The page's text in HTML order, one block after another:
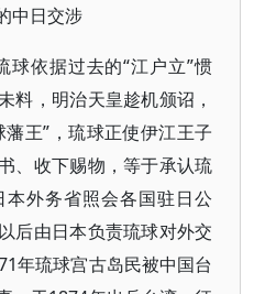
中日交涉
球依据过去的“江户立”惯
料，明治天皇趁机颁诏，
王”，琉球正使伊江王子
、收下赐物，等于承认琉
外务省照会各国驻日公
后由日本负责琉球对外交
年琉球宫古岛民被中国台